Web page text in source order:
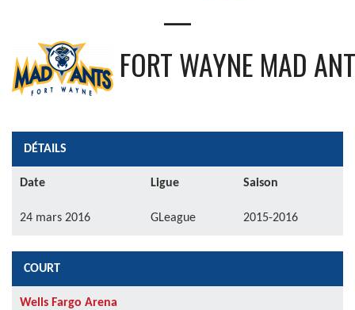
—
FORT WAYNE MAD
DÉTAILS
Date Ligue Saison
24 mars 2016 GLeague 2015-2016
COURT
Wells Fargo Arena